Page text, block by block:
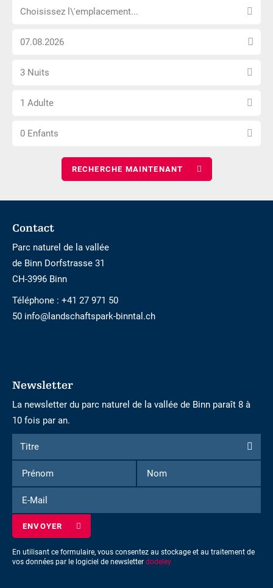
réservation
n\'est
accessible
Choisissez
Choisissez l\'emplacement...
Choisissez
date
Sélectionnez
nombre
nuits
3 Nuits
Choisissez
nombre
1 Adulte
Choisissez
0 Enfants
Footer
Contact
Parc naturel de la vallée
de Binn Dorfstrasse 31
CH-3996 Binn
Téléphone : +41 27 971 50
50 info@landschaftspark-binntal.ch
Newsletter
La newsletter du parc naturel de la vallée de Binn paraît 8 à
10 fois par an.
Formulaire
d'inscription
la
newsletter
Titre
Titre
Prénom
Nom
Mail
En utilisant ce formulaire, vous consentez au stockage et au traitement de
vos données par le logiciel de newsletter dodeley